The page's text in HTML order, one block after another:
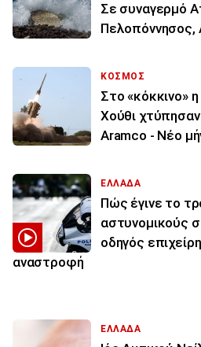
Σε συναγερμό
Πελοπόννησος,
ΚΟΣΜΟΣ
Στο «κόκκινο»
Χούθι
Aramco - Νέο
ΕΛΛΑΔΑ
Πώς έγινε το
αστυνομικούς
οδηγός
αναστροφή
ΕΛΛΑΔΑ